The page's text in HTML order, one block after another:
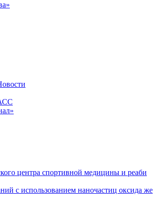
центра спортивной медицины и реаби
с использованием наночастиц оксида же